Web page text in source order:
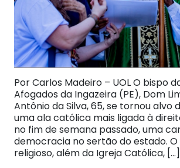
Por Carlos Madeiro – UOL O bispo
Afogados da Ingazeira (PE), Dom
Antônio da Silva, 65, se tornou alvo
uma ala católica mais ligada à
no fim de semana passado, uma
democracia no sertão do estado.
religioso, além da Igreja Católica, […]